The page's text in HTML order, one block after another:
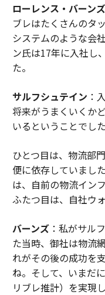
ローレンス・バーン
ブレはたくさんのタ
システムのような会
ン氏は17年に入社し
た。
サルフシュテイン ：
将来がうまくいくか
いるということでした
ひとつ目は、物流部
便に依存していまし
は、自前の物流イン
ふたつ目は、自社ウ
バーンズ：私がサル
た当時、御社は物流
れがその後の成功を
ね。そして、いまだ
リブレ推計）を実現